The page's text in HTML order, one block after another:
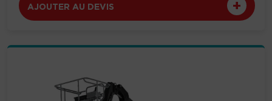
AJOUTER AU DEVIS